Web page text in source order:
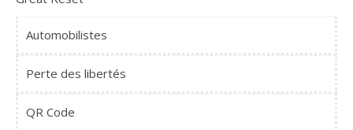
Automobilistes
Perte des libertés
QR Code